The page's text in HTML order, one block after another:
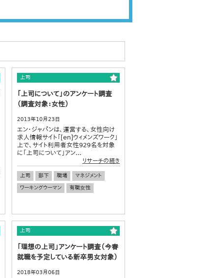
上司
「上司について」のアンケート調査
（調査対象：女性）
2013年10月23日
エン・ジャパンは、運営する、女性向け
求人情報サイト「[en]ウィメンズワーク」
上で、サイト利用者女性929名を対象
に「上司について」アン...
リサーチの続き
上司 部下 職場
マネジメント
ワーキングウーマン
有職女性
上司
「理想の上司」アンケート調査（今春
就職を予定している新卒男女対象）
2018年03月06日